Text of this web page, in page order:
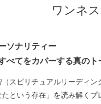
ワンネ
ソナリティー
べてをカバーする真の
スピリチュアルリーディ
という存在」を読み解くプ